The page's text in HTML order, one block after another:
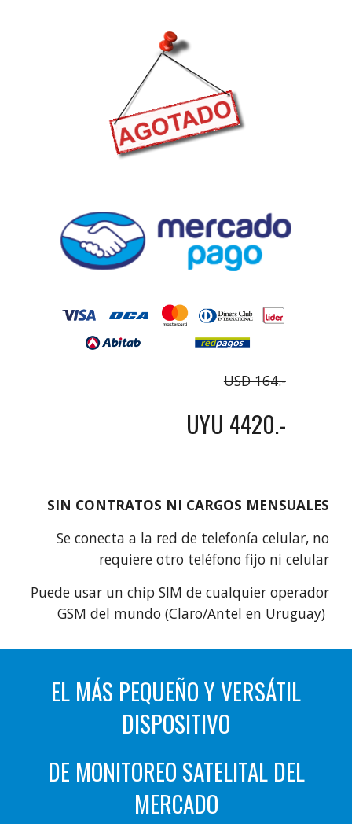
USD 164.-
UYU 4420.-
SIN CONTRATOS NI CARGOS MENSUALES
Se conecta a la red de telefonía celular, no
requiere otro teléfono fijo ni celular
Puede usar un chip SIM de cualquier operador
GSM del mundo (Claro/Antel en Uruguay)
EL MÁS PEQUEÑO Y VERSÁTIL
DISPOSITIVO
DE MONITOREO SATELITAL DEL
MERCADO